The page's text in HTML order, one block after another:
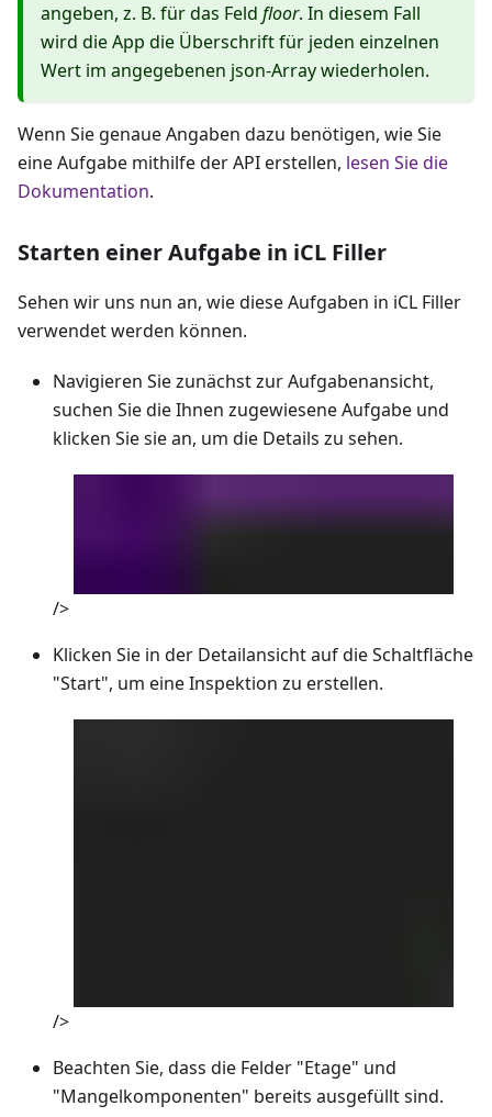
angeben, z. B. für das Feld floor. In diesem Fall
wird die App die Überschrift für jeden einzelnen
Wert im angegebenen json-Array wiederholen.
Wenn Sie genaue Angaben dazu benötigen, wie Sie
eine Aufgabe mithilfe der API erstellen, lesen Sie die
Dokumentation.
Starten einer Aufgabe in iCL Filler
Sehen wir uns nun an, wie diese Aufgaben in iCL Filler
verwendet werden können.
Navigieren Sie zunächst zur Aufgabenansicht,
suchen Sie die Ihnen zugewiesene Aufgabe und
klicken Sie sie an, um die Details zu sehen.
/>
Klicken Sie in der Detailansicht auf die Schaltfläche
"Start", um eine Inspektion zu erstellen.
/>
Beachten Sie, dass die Felder "Etage" und
"Mangelkomponenten" bereits ausgefüllt sind.